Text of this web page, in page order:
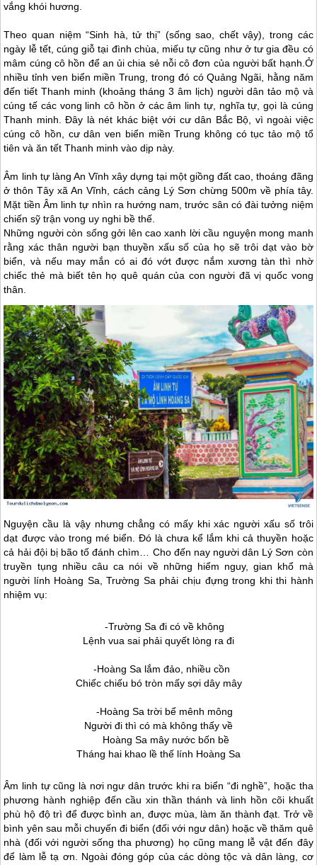
vắng khói hương.
Theo quan niệm “Sinh hà, tử thị” (sống sao, chết vậy), trong các
ngày lễ tết, cúng giỗ tại đình chùa, miếu tự cũng như ở tư gia đều có
mâm cúng cô hồn để an ủi chia sẻ nỗi cô đơn của người bất hạnh.Ở
nhiều tỉnh ven biển miền Trung, trong đó có Quảng Ngãi, hằng năm
đến tiết Thanh minh (khoảng tháng 3 âm lịch) người dân tảo mộ và
cúng tế các vong linh cô hồn ở các âm linh tự, nghĩa tự, gọi là cúng
Thanh minh. Đây là nét khác biệt với cư dân Bắc Bộ, vì ngoài việc
cúng cô hồn, cư dân ven biển miền Trung không có tục tảo mộ tổ
tiên và ăn tết Thanh minh vào dịp này.
Âm linh tự làng An Vĩnh xây dựng tại một giồng đất cao, thoáng đãng
ở thôn Tây xã An Vĩnh, cách cảng Lý Sơn chừng 500m về phía tây.
Mặt tiền Âm linh tự nhìn ra hướng nam, trước sân có đài tưởng niệm
chiến sỹ trận vong uy nghi bề thế.
Những người còn sống gởi lên cao xanh lời cầu nguyện mong manh
rằng xác thân người bạn thuyền xấu số của họ sẽ trôi dạt vào bờ
biển, và nếu may mắn có ai đó vớt được nắm xương tàn thì nhờ
chiếc thẻ mà biết tên họ quê quán của con người đã vị quốc vong
thân.
Nguyện cầu là vậy nhưng chẳng có mấy khi xác người xấu số trôi
dạt được vào trong mé biển. Đó là chưa kể lắm khi cả thuyền hoặc
cả hải đội bị bão tố đánh chìm… Cho đến nay người dân Lý Sơn còn
truyền tụng nhiều câu ca nói về những hiểm nguy, gian khổ mà
người lính Hoàng Sa, Trường Sa phải chịu đựng trong khi thi hành
nhiệm vụ:
-Trường Sa đi có về không
Lệnh vua sai phải quyết lòng ra đi
-Hoàng Sa lắm đảo, nhiều cồn
Chiếc chiếu bó tròn mấy sợi dây mây
-Hoàng Sa trời bể mênh mông
Người đi thì có mà không thấy về
Hoàng Sa mây nước bốn bề
Tháng hai khao lề thế lính Hoàng Sa
Âm linh tự cũng là nơi ngư dân trước khi ra biển “đi nghề”, hoặc tha
phương hành nghiệp đến cầu xin thần thánh và linh hồn cõi khuất
phù hộ độ trì để được bình an, được mùa, làm ăn thành đạt. Trở về
bình yên sau mỗi chuyến đi biển (đối với ngư dân) hoặc về thăm quê
nhà (đối với người sống tha phương) họ cũng mang lễ vật đến đây
để làm lễ tạ ơn. Ngoài đóng góp của các dòng tộc và dân làng, cơ